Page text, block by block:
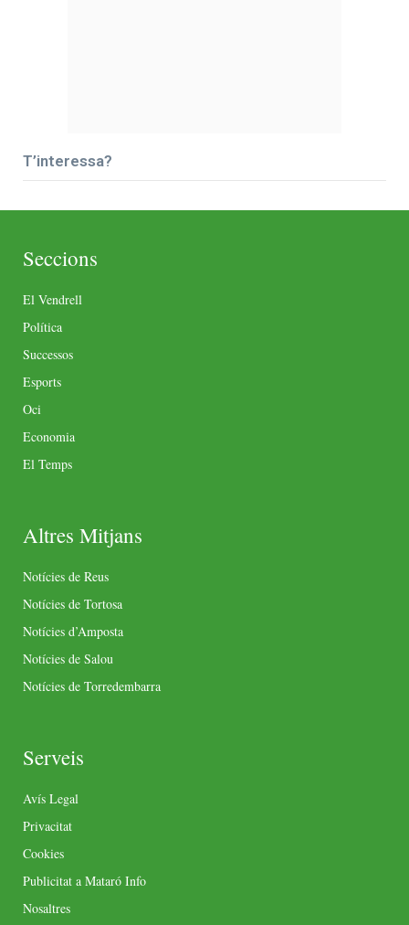
T’interessa?
Seccions
El Vendrell
Política
Successos
Esports
Oci
Economia
El Temps
Altres Mitjans
Notícies de Reus
Notícies de Tortosa
Notícies d’Amposta
Notícies de Salou
Notícies de Torredembarra
Serveis
Avís Legal
Privacitat
Cookies
Publicitat a Mataró Info
Nosaltres